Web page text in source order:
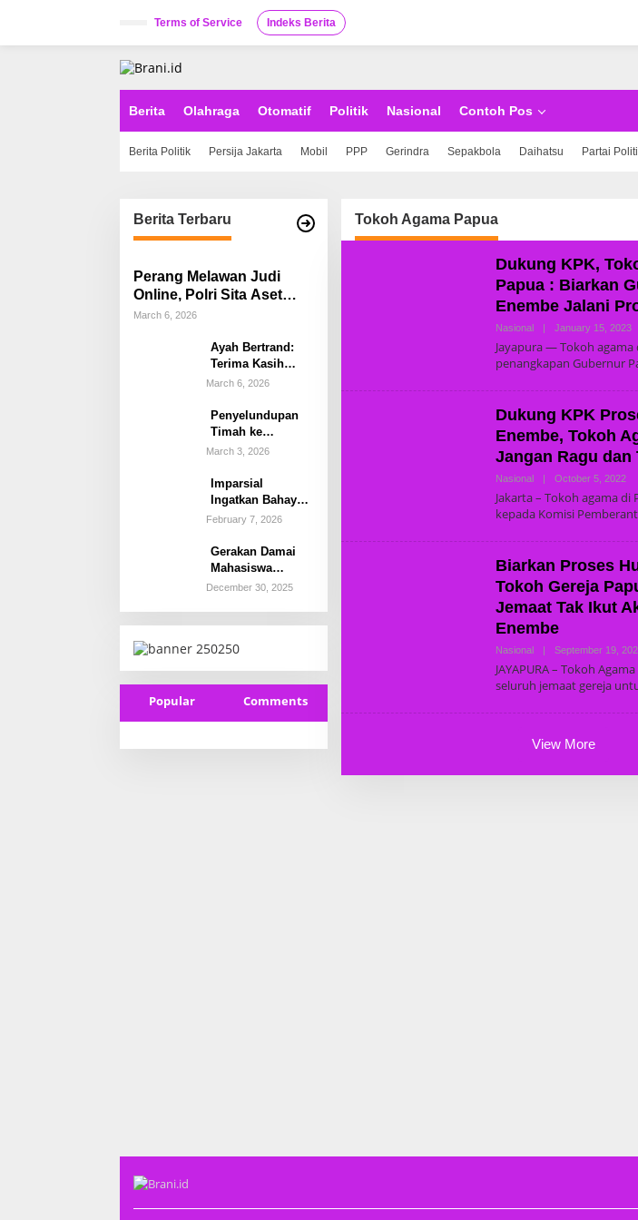
Terms of Service Indeks Berita
Berita Olahraga Otomatif Politik Nasional Contoh Pos
Berita Politik Persija Jakarta Mobil PPP Gerindra Sepakbola Daihatsu Partai
Berita Terbaru
Perang Melawan Judi
Online, Polri Sita Aset
Rp58 Miliar Hasil Tindak
March 6, 2026
Ayah Bertrand:
Terima Kasih
Kapolda Sulsel,
Proses Hukum
March 6, 2026
Penyelundupan
Timah ke
Malaysia
Bareskrim
Amankan 2
Terduga Pelaku di
March 3, 2026
Imparsial
Ingatkan Bahaya
Serius: Polri di
Kementerian Bisa
Kembali ke
Politisasi
February 7, 2026
Gerakan Damai
Mahasiswa
Jakarta,
December 30, 2025
Popular Comments
Tokoh Agama Papua
Dukung KPK,
Papua : Biarkan
Enembe Jalani
Nasional January 15, 2023B
S
U
E
A
Jayapura — Tokoh
penangkapan Gubernur
Dukung KPK
Enembe, Tokoh
Jangan Ragu dan
Nasional October 5, 2022B
Y
S
U
E
A
M
I
Jakarta – Tokoh agama
kepada Komisi
Biarkan Proses
Tokoh Gereja
Jemaat Tak Ikut
Enembe
Nasional September 19,
JAYAPURA – Tokoh
seluruh jemaat gereja
View More